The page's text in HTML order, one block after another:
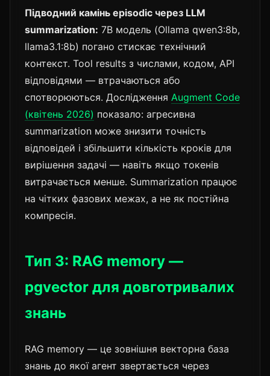
Підводний камінь episodic через LLM
summarization: 7B модель (Ollama qwen3:8b,
llama3.1:8b) погано стискає технічний
контекст. Tool results з числами, кодом, API
відповідями — втрачаються або
спотворюються. Дослідження Augment Code
(квітень 2026) показало: агресивна
summarization може знизити точність
відповідей і збільшити кількість кроків для
вирішення задачі — навіть якщо токенів
витрачається менше. Summarization працює
на чітких фазових межах, а не як постійна
компресія.
Тип 3: RAG memory —
pgvector для довготривалих
знань
RAG memory — це зовнішня векторна база
знань до якої агент звертається через